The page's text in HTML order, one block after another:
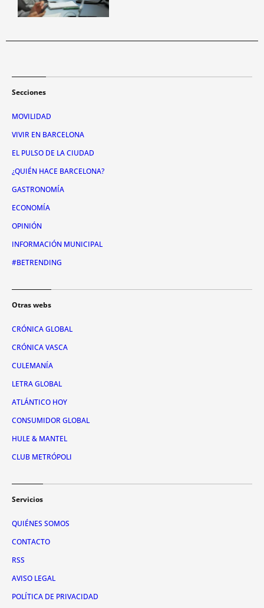
Secciones
MOVILIDAD
VIVIR EN BARCELONA
EL PULSO DE LA CIUDAD
¿QUIÉN HACE BARCELONA?
GASTRONOMÍA
ECONOMÍA
OPINIÓN
INFORMACIÓN MUNICIPAL
#BETRENDING
Otras webs
CRÓNICA GLOBAL
CRÓNICA VASCA
CULEMANÍA
LETRA GLOBAL
ATLÁNTICO HOY
CONSUMIDOR GLOBAL
HULE & MANTEL
CLUB METRÓPOLI
Servicios
QUIÉNES SOMOS
CONTACTO
RSS
AVISO LEGAL
POLÍTICA DE PRIVACIDAD